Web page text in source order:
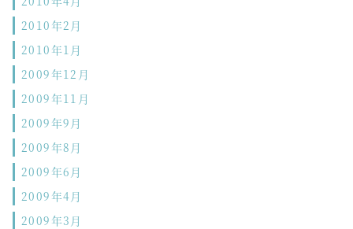
2010年2月
2010年1月
2009年12月
2009年11月
2009年9月
2009年8月
2009年6月
2009年4月
2009年3月